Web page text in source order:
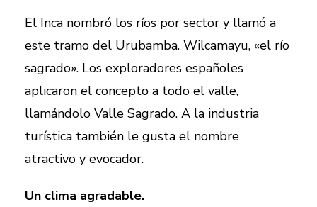
El Inca nombró los ríos por sector y llamó a
este tramo del Urubamba. Wilcamayu, «el río
sagrado». Los exploradores españoles
aplicaron el concepto a todo el valle,
llamándolo Valle Sagrado. A la industria
turística también le gusta el nombre
atractivo y evocador.
Un clima agradable.